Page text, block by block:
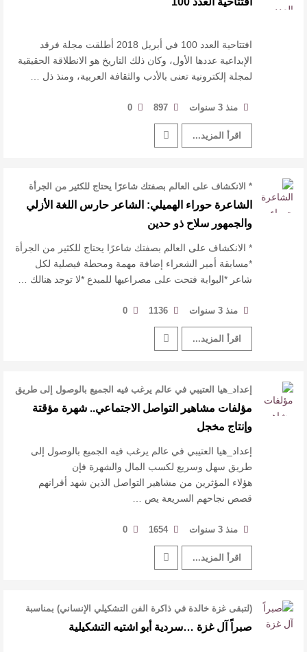
القيمة الأدبية بين استحقاق النص وسلطة الجائزة
​ اللون الأحمر وشاح سردية الأدب وسر رمزية
النصوص
آليات البناء الاستهلالي في رواية : ( على كف رتويت )
للدكتورة زينب الخضيري
افتتاحية العدد 100 في أبريل 2018 أطلقت مجلة فرقد
الإبداعية عددها الأول، وكان ذلك التاريخ هو الانطلاقة الحقيقية
لمجلة إلكترونية تعنى بالأدب والثقافة العربية، ومنذ ذل …
منذ 3 سنوات 897
0
اقرأ المزيد...
* الانكشاف على العالم بصفتك شاعرًا يحتاج للكثير من الجرأة
*مسابقة أمير الشعراء إ …
الشاعرة حوراء الهميلي: الشاعر حارس اللغة الأزلي
والجمهور سلاح ذو حدين
* الانكشاف على العالم بصفتك شاعرًا يحتاج للكثير من الجرأة
*مسابقة أمير الشعراء إضافة مهمة ومحطة فيصلية لكل
شاعر *البوابة فتحت على مصراعيها للمبدع *لا توجد هنالك …
منذ 3 سنوات 1136
0
اقرأ المزيد...
إعداد_هيا العتيبي في عالم يرغب فيه الجميع بالوصول إلى طريق
سهل وسريع لكسب المال …
مؤلفات مشاهير التواصل الاجتماعي.. شهرة مؤقتة
وإنتاج مخجل
إعداد_هيا العتيبي في عالم يرغب فيه الجميع بالوصول إلى
طريق سهل وسريع لكسب المال والشهرة فإن
هؤلاء المؤثرين من مشاهير التواصل الذين شهد أقرانهم
قصص نجاحهم السريعة يص …
منذ 3 سنوات 1654
0
اقرأ المزيد...
(لتبقى غزة خالدة في ذاكرة الفن التشكيلي الإنساني) بمناسبة
العدد 100 نهدي القراء …
صبراً آل غزة …سردية أبو اشتيه التشكيلية